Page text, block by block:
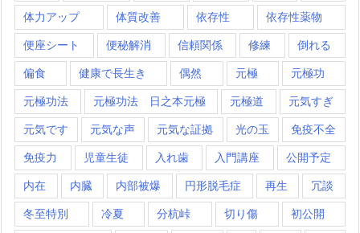
体力アップ 体質改善 依存性 依存性薬物
便座シート 便秘解消 信頼関係 修練 倒れる
偏食 健康で長生き 偶然 元極 元極功
元極功法 元極功法 日之本元極 元極道 元気すぎ
元気です 元気な声 元気な証拠 光の玉 免疫不全
免疫力 児童生徒 入れ歯 入門講座 公開予定
内在 内臓 内部被爆 円形脱毛症 再生 冗談
冬至特別 冷夏 分杭峠 切り傷 初公開